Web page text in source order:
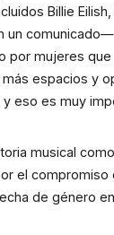
Billie Eilish,
por mujeres que
espacios y
eso es muy
musical
el compromiso
de género